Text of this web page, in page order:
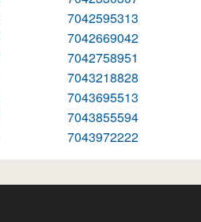
7042595313
7042669042
7042758951
7043218828
7043695513
7043855594
7043972222